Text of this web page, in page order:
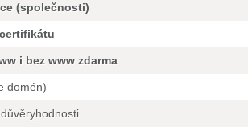
(společnosti)
i bez www zdarma
domén)